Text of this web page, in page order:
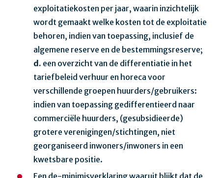
exploitatiekosten per jaar, waarin inzichtelijk
wordt gemaakt welke kosten tot de exploitatie
behoren, indien van toepassing, inclusief de
algemene reserve en de bestemmingsreserve;
d. een overzicht van de differentiatie in het
tariefbeleid verhuur en horeca voor
verschillende groepen huurders/gebruikers:
indien van toepassing gedifferentieerd naar
commerciële huurders, (gesubsidieerde)
grotere verenigingen/stichtingen, niet
georganiseerd inwoners/inwoners in een
kwetsbare positie.
Een de-minimisverklaring waaruit blijkt dat de